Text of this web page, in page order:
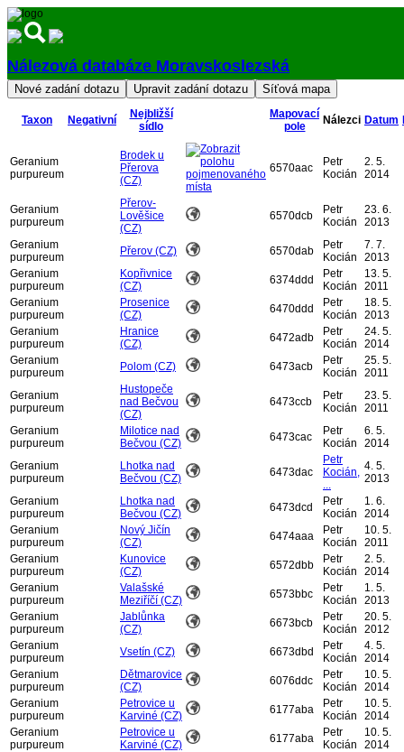
Nálezová databáze Moravskoslezská
Přihlásit
Taxon Negativní
Nejbližší
sídlo
Mapovací
pole
Nálezci Datum
Geranium
purpureum
Brodek u
Přerova
(CZ)
6570aac
Petr
Kocián
2. 5.
2014
Geranium
purpureum
Přerov-
Lověšice
(CZ)
6570dcb
Petr
Kocián
23. 6.
2013
Geranium
purpureum
Přerov (CZ) 6570dab
Petr
Kocián
7. 7.
2013
Geranium
purpureum
Kopřivnice
(CZ)
6374ddd
Petr
Kocián
13. 5.
2011
Geranium
purpureum
Prosenice
(CZ)
6470ddd
Petr
Kocián
18. 5.
2013
Geranium
purpureum
Hranice
(CZ)
6472adb
Petr
Kocián
24. 5.
2014
Geranium
purpureum
Polom (CZ) 6473acb
Petr
Kocián
25. 5.
2011
Geranium
purpureum
Hustopeče
nad Bečvou
(CZ)
6473ccb
Petr
Kocián
23. 5.
2011
Geranium
purpureum
Milotice nad
Bečvou (CZ)
6473cac
Petr
Kocián
6. 5.
2014
Geranium
purpureum
Lhotka nad
Bečvou (CZ)
6473dac
Petr
Kocián,
...
4. 5.
2013
Geranium
purpureum
Lhotka nad
Bečvou (CZ)
6473dcd
Petr
Kocián
1. 6.
2014
Geranium
purpureum
Nový Jičín
(CZ)
6474aaa
Petr
Kocián
10. 5.
2011
Geranium
purpureum
Kunovice
(CZ)
6572dbb
Petr
Kocián
2. 5.
2014
Geranium
purpureum
Valašské
Meziříčí (CZ)
6573bbc
Petr
Kocián
1. 5.
2013
Geranium
purpureum
Jablůnka
(CZ)
6673bcb
Petr
Kocián
20. 5.
2012
Geranium
purpureum
Vsetín (CZ) 6673dbd
Petr
Kocián
4. 5.
2014
Geranium
purpureum
Dětmarovice
(CZ)
6076ddc
Petr
Kocián
10. 5.
2014
Geranium
purpureum
Petrovice u
Karviné (CZ)
6177aba
Petr
Kocián
10. 5.
2014
Geranium
purpureum
Petrovice u
Karviné (CZ)
6177aba
Petr
Kocián
10. 5.
2014